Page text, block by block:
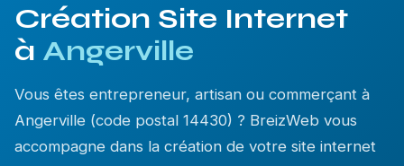
Création Site Internet
à Angerville
Vous êtes entrepreneur, artisan ou commerçant à
Angerville (code postal 14430) ? BreizWeb vous
accompagne dans la création de votre site internet